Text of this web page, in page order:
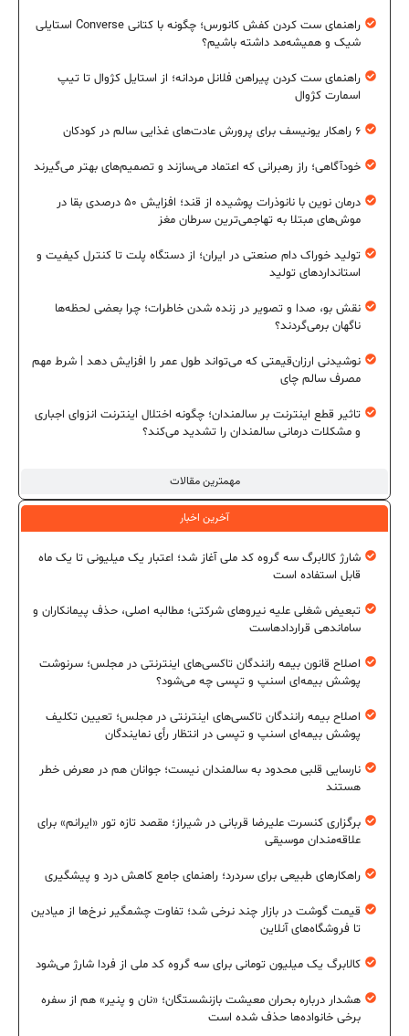
مهمترین مقالات
راهنمای ست کردن کفش کانورس؛ چگونه با کتانی Converse استایلی
شیک و همیشه‌مد داشته باشیم؟
راهنمای ست کردن پیراهن فلانل مردانه؛ از استایل کژوال تا تیپ
اسمارت کژوال
۶ راهکار یونیسف برای پرورش عادت‌های غذایی سالم در کودکان
خودآگاهی؛ راز رهبرانی که اعتماد می‌سازند و تصمیم‌های بهتر می‌گیرند
درمان نوین با نانوذرات پوشیده از قند؛ افزایش ۵۰ درصدی بقا در
موش‌های مبتلا به تهاجمی‌ترین سرطان مغز
تولید خوراک دام صنعتی در ایران؛ از دستگاه پلت تا کنترل کیفیت و
استانداردهای تولید
نقش بو، صدا و تصویر در زنده شدن خاطرات؛ چرا بعضی لحظه‌ها
ناگهان برمی‌گردند؟
نوشیدنی ارزان‌قیمتی که می‌تواند طول عمر را افزایش دهد | شرط مهم
مصرف سالم چای
تاثیر قطع اینترنت بر سالمندان؛ چگونه اختلال اینترنت انزوای اجباری
و مشکلات درمانی سالمندان را تشدید می‌کند؟
آخرین اخبار
شارژ کالابرگ سه گروه کد ملی آغاز شد؛ اعتبار یک میلیونی تا یک ماه
قابل استفاده است
تبعیض شغلی علیه نیروهای شرکتی؛ مطالبه اصلی، حذف پیمانکاران و
ساماندهی قراردادهاست
اصلاح قانون بیمه رانندگان تاکسی‌های اینترنتی در مجلس؛ سرنوشت
پوشش بیمه‌ای اسنپ و تپسی چه می‌شود؟
اصلاح بیمه رانندگان تاکسی‌های اینترنتی در مجلس؛ تعیین تکلیف
پوشش بیمه‌ای اسنپ و تپسی در انتظار رأی نمایندگان
نارسایی قلبی محدود به سالمندان نیست؛ جوانان هم در معرض خطر
هستند
برگزاری کنسرت علیرضا قربانی در شیراز؛ مقصد تازه تور «ایرانم» برای
علاقه‌مندان موسیقی
راهکارهای طبیعی برای سردرد؛ راهنمای جامع کاهش درد و پیشگیری
قیمت گوشت در بازار چند نرخی شد؛ تفاوت چشمگیر نرخ‌ها از میادین
تا فروشگاه‌های آنلاین
کالابرگ یک میلیون تومانی برای سه گروه کد ملی از فردا شارژ می‌شود
هشدار درباره بحران معیشت بازنشستگان؛ «نان و پنیر» هم از سفره
برخی خانواده‌ها حذف شده است